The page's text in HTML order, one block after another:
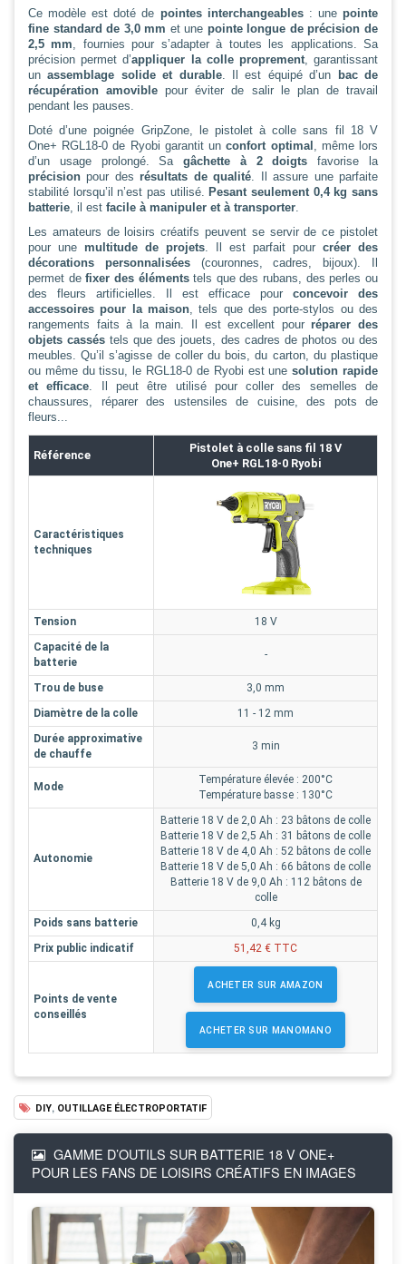
Ce modèle est doté de pointes interchangeables: unepointe
fine standard de 3,0 mm et une pointe longue de précision de
2,5 mm, fournies pour s’adapter à toutes les applications. Sa
précision permet d’appliquer la colle proprement, garantissant
unassemblage solide et durable. Il est équipé d’un
bac de
récupération amovible pour éviter de salir le plan de travail
pendant les pauses.
Doté d’une poignée GripZone, le pistolet à colle sans fil 18 V
One+ RGL18-0 de Ryobi garantit un confort optimal , même lors
d’un usage prolongé. Sagâchette à 2 doigtsfavorise la
précisionpour desrésultats de qualité. Il assure une parfaite
stabilité lorsqu’il n’est pas utilisé. Pesant seulement 0,4 kg sans
batterie, il est facile à manipuler et à transporter.
Les amateurs de loisirs créatifs peuvent se servir de ce pistolet
pour une multitude de projets. Il est parfait pour créer des
décorations personnalisées(couronnes, cadres, bijoux). Il
permet defixer des élémentstels que des rubans, des perles ou
des fleurs artificielles. Il est efficace pour concevoir des
accessoires pour la maison, tels que des porte-stylos ou des
rangements faits à la main. Il est excellent pourréparer des
objets cassés tels que des jouets, des cadres de photos ou des
meubles. Qu’il s’agisse de coller du bois, du carton, du plastique
ou même du tissu, le RGL18-0 de Ryobi est unesolution rapide
et efficace. Il peut être utilisé pour coller des semelles de
chaussures, réparer des ustensiles de cuisine, des pots de
fleurs...
Référence
Pistolet à colle sans fil 18 V
One+ RGL18-0 Ryobi
Caractéristiques
techniques
Tension
18 V
Capacité de la
batterie
-
Trou de buse
3,0 mm
Diamètre de la colle
11 - 12 mm
Durée approximative
de chauffe
3 min
Mode
Température élevée : 200°C
Température basse : 130°C
Autonomie
Batterie 18 V de 2,0 Ah : 23 bâtons de colle
Batterie 18 V de 2,5 Ah : 31 bâtons de colle
Batterie 18 V de 4,0 Ah : 52 bâtons de colle
Batterie 18 V de 5,0 Ah : 66 bâtons de colle
Batterie 18 V de 9,0 Ah : 112 bâtons de
colle
Poids sans batterie
0,4 kg
Prix public indicatif
51,42 € TTC
Points de vente
conseillés
ACHETER SUR AMAZON
ACHETER SUR MANOMANO
DIY, OUTILLAGE ÉLECTROPORTATIF
GAMME D’OUTILS SUR BATTERIE 18 V ONE+
POUR LES FANS DE LOISIRS CRÉATIFS EN IMAGES